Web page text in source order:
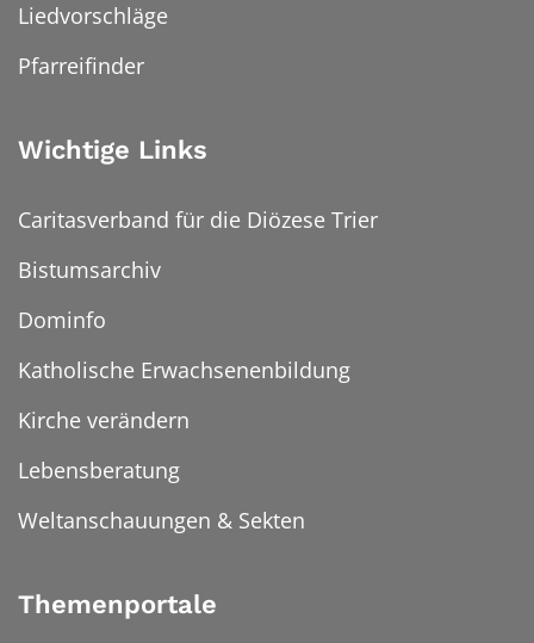
Liedvorschläge
Pfarreifinder
Wichtige Links
Caritasverband für die Diözese Trier
Bistumsarchiv
Dominfo
Katholische Erwachsenenbildung
Kirche verändern
Lebensberatung
Weltanschauungen & Sekten
Themenportale